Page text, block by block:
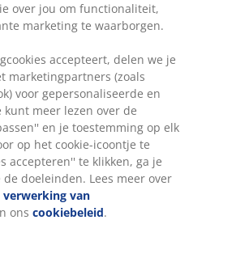
over jou om functionaliteit,
marketing te waarborgen.
accepteert, delen we je
marketingpartners (zoals
voor gepersonaliseerde en
kunt meer lezen over de
en je toestemming op elk
op het cookie-icoontje te
accepteren'' te klikken, ga je
doeleinden. Lees meer over
verwerking van
ons cookiebeleid.